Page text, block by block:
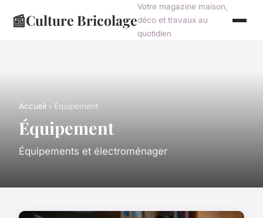
📰Culture Bricolage
Votre magazine maison,
déco et travaux au
quotidien
Accueil › Équipement
Équipement
Équipements et électroménager